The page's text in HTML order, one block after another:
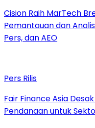
Cision Raih MarTech
Pemantauan dan
Pers, dan AEO
Pers Rilis
Fair Finance Asia
Pendanaan untuk